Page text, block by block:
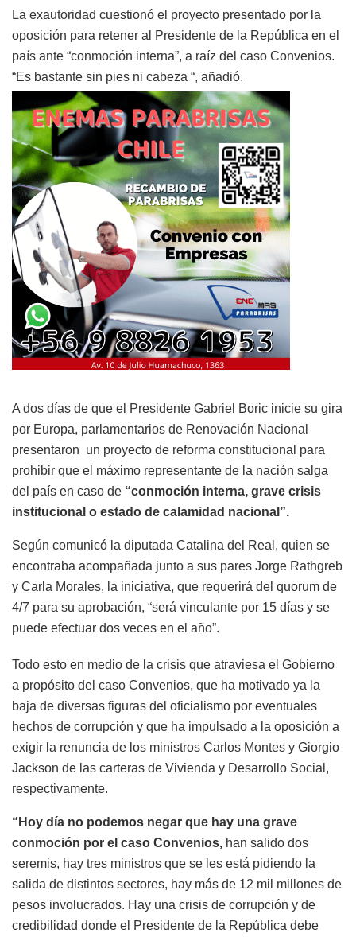
La exautoridad cuestionó el proyecto presentado por la
oposición para retener al Presidente de la República en el
país ante “conmoción interna”, a raíz del caso Convenios.
“Es bastante sin pies ni cabeza “, añadió.
A dos días de que el Presidente Gabriel Boric inicie su gira
por Europa, parlamentarios de Renovación Nacional
presentaron un proyecto de reforma constitucional para
prohibir que el máximo representante de la nación salga
del país en caso de “conmoción interna, grave crisis
institucional o estado de calamidad nacional”.
Según comunicó la diputada Catalina del Real, quien se
encontraba acompañada junto a sus pares Jorge Rathgreb
y Carla Morales, la iniciativa, que requerirá del quorum de
4/7 para su aprobación, “será vinculante por 15 días y se
puede efectuar dos veces en el año”.
Todo esto en medio de la crisis que atraviesa el Gobierno
a propósito del caso Convenios, que ha motivado ya la
baja de diversas figuras del oficialismo por eventuales
hechos de corrupción y que ha impulsado a la oposición a
exigir la renuncia de los ministros Carlos Montes y Giorgio
Jackson de las carteras de Vivienda y Desarrollo Social,
respectivamente.
“Hoy día no podemos negar que hay una grave
conmoción por el caso Convenios, han salido dos
seremis, hay tres ministros que se les está pidiendo la
salida de distintos sectores, hay más de 12 mil millones de
pesos involucrados. Hay una crisis de corrupción y de
credibilidad donde el Presidente de la República debe